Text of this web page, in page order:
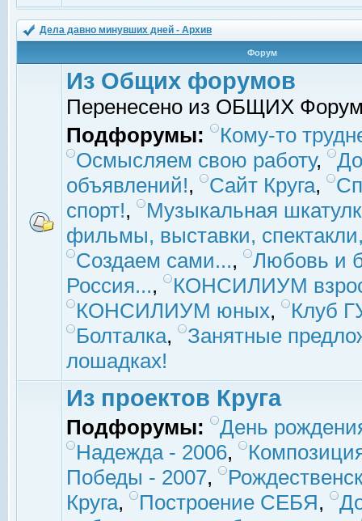
Дела давно минувших дней - Архив
Форум
Из Общих форумов
Перенесено из ОБЩИХ
Подфорумы:
Кому-то
Осмысляем свою работу,
объявлений!, Сайт Круга,
спорт!,
Музыкальная
фильмы, выставки,
Создаем сами...,
Любовь и
Россия...,
КОНСИЛИУМ
КОНСИЛИУМ юных,
Клуб
Болталка,
Занятные
лошадках!
Из проектов Круга
Подфорумы:
День
Надежда - 2006,
Победы - 2007,
Круга, Построение СЕБЯ,